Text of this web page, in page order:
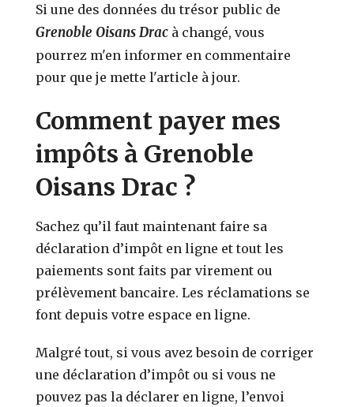
Si une des données du trésor public de
Grenoble Oisans Drac à changé, vous
pourrez m'en informer en commentaire
pour que je mette l'article à jour.
Comment payer mes
impôts à Grenoble
Oisans Drac ?
Sachez qu’il faut maintenant faire sa
déclaration d’impôt en ligne et tout les
paiements sont faits par virement ou
prélèvement bancaire. Les réclamations se
font depuis votre espace en ligne.
Malgré tout, si vous avez besoin de corriger
une déclaration d’impôt ou si vous ne
pouvez pas la déclarer en ligne, l’envoi